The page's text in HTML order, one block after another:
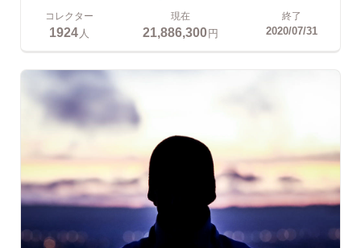
コレクター
1924人
現在
21,886,300円
終了
2020/07/31